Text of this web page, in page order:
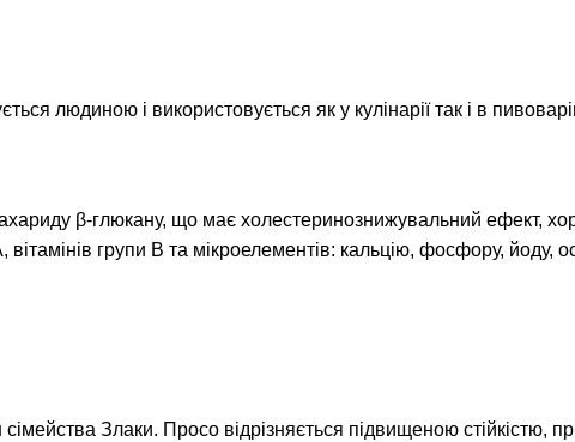
людиною і використовується як у кулінарії так і в
β-глюкану, що має холестеринознижувальний ефект,
вітамінів групи В та мікроелементів: кальцію, фосфору, йоду,
Злаки. Просо відрізняється підвищеною стійкістю,